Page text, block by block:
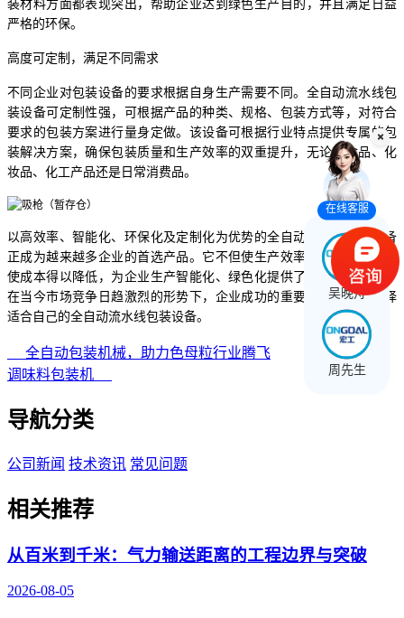
装材料方面都表现突出，帮助企业达到绿色生产目的，并且满足日益
严格的环保。
高度可定制，满足不同需求
不同企业对包装设备的要求根据自身生产需要不同。全自动流水线包
装设备可定制性强，可根据产品的种类、规格、包装方式等，对符合
要求的包装方案进行量身定做。该设备可根据行业特点提供专属的包
装解决方案，确保包装质量和生产效率的双重提升，无论是食品、化
妆品、化工产品还是日常消费品。
以高效率、智能化、环保化及定制化为优势的全自动流水线包装设备
正成为越来越多企业的首选产品。它不但使生产效率得到提高，而且
使成本得以降低，为企业生产智能化、绿色化提供了强有力的支撑。
在当今市场竞争日趋激烈的形势下，企业成功的重要一步无疑是选择
适合自己的全自动流水线包装设备。
全自动包装机械，助力色母粒行业腾飞
调味料包装机
导航分类
公司新闻 技术资讯 常见问题
相关推荐
从百米到千米：气力输送距离的工程边界与突破
2026-08-05
在线客服
吴晚舟
周先生